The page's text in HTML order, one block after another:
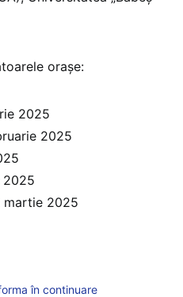
orașe:
2025
2025
2025
martie 2025
în continuare